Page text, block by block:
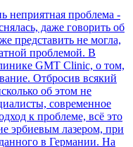
неприятная проблема -
даже говорить об
представить не могла,
проблемой. В
GMT Clinic, о том,
Отбросив всякий
об этом не
современное
к проблеме, всё это
эрбиевым лазером, при
в Германии. На